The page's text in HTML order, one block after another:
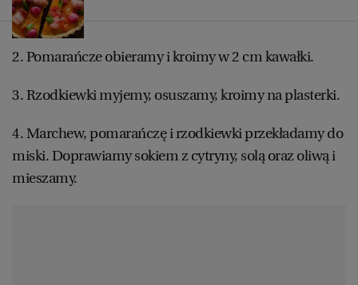
2. Pomarańcze obieramy i kroimy w 2 cm kawałki.
3. Rzodkiewki myjemy, osuszamy, kroimy na plasterki.
4. Marchew, pomarańczę i rzodkiewki przekładamy do
miski. Doprawiamy sokiem z cytryny, solą oraz oliwą i
mieszamy.